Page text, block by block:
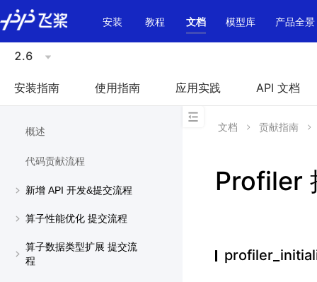
\u200E
安装
教程 文档 模型库 产品全景
2.6
安装指南 使用指南 应用实践 API 文档
概述
代码贡献流程
新增 API 开发&提交流程
算子性能优化 提交流程
算子数据类型扩展 提交流
程
文档 贡献指南
Profiler